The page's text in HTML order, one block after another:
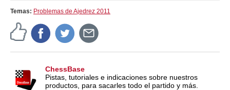
Temas: Problemas de Ajedrez 2011
ChessBase
Pistas, tutoriales e indicaciones sobre nuestros
productos, para sacarles todo el partido y más.